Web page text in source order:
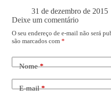
31 de dezembro de 2015
Deixe um comentário
O seu endereço de e-mail não será
são marcados com *
Nome*
E-mail*